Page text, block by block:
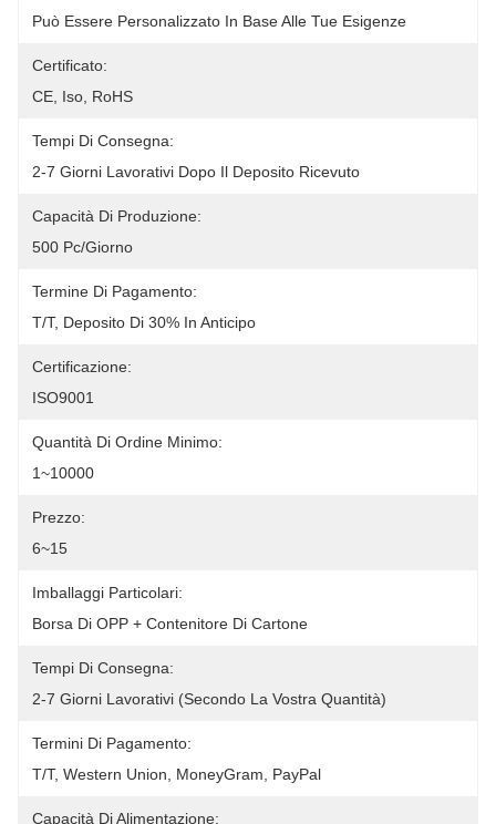
Può Essere Personalizzato In Base Alle Tue Esigenze
Certificato:
CE, Iso, RoHS
Tempi Di Consegna:
2-7 Giorni Lavorativi Dopo Il Deposito Ricevuto
Capacità Di Produzione:
500 Pc/giorno
Termine Di Pagamento:
T/T, Deposito Di 30% In Anticipo
Certificazione:
ISO9001
Quantità Di Ordine Minimo:
1~10000
Prezzo:
6~15
Imballaggi Particolari:
Borsa Di OPP + Contenitore Di Cartone
Tempi Di Consegna:
2-7 Giorni Lavorativi (secondo La Vostra Quantità)
Termini Di Pagamento:
T/T, Western Union, MoneyGram, PayPal
Capacità Di Alimentazione: